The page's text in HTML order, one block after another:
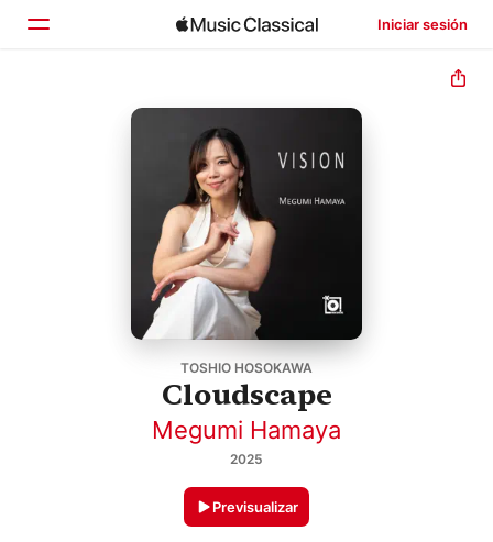
Iniciar sesión
TOSHIO HOSOKAWA
Cloudscape
Megumi Hamaya
2025
Previsualizar